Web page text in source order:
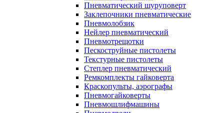
Пневматический шуруповерт
Заклепочники пневматические
Пневмолобзик
Нейлер пневматический
Пневмотрещотки
Пескоструйные пистолеты
Текстурные пистолеты
Степлер пневматический
Ремкомплекты гайковерта
Краскопульты, аэрографы
Пневмогайковерты
Пневмошлифмашины